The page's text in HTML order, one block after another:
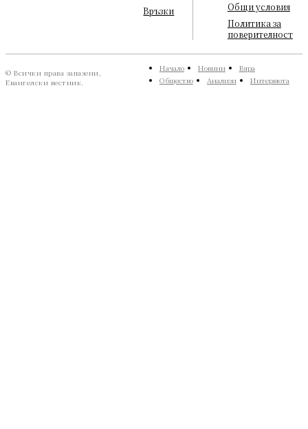
Връзки
Общи условия
Политика за
поверителност
© Всички права запазени,
Евангелски вестник.
Начало Новини
Вяра
Общество
Анализи Интервюта